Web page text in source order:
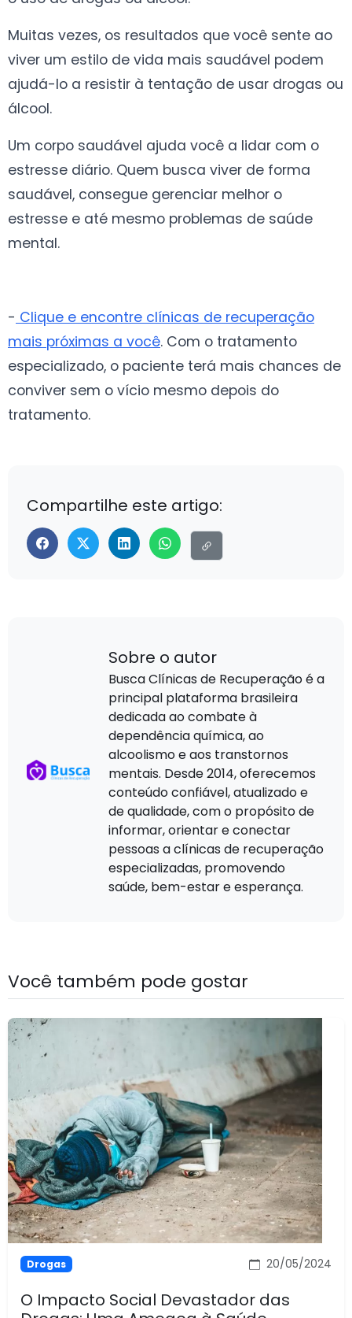
Muitas vezes, os resultados que você sente ao
viver um estilo de vida mais saudável podem
ajudá-lo a resistir à tentação de usar drogas ou
álcool.
Um corpo saudável ajuda você a lidar com o
estresse diário. Quem busca viver de forma
saudável, consegue gerenciar melhor o
estresse e até mesmo problemas de saúde
mental.
- Clique e encontre clínicas de recuperação
mais próximas a você. Com o tratamento
especializado, o paciente terá mais chances de
conviver sem o vício mesmo depois do
tratamento.
Compartilhe este artigo:
Sobre o autor
Busca Clínicas de Recuperação é a
principal plataforma brasileira
dedicada ao combate à
dependência química, ao
alcoolismo e aos transtornos
mentais. Desde 2014, oferecemos
conteúdo confiável, atualizado e
de qualidade, com o propósito de
informar, orientar e conectar
pessoas a clínicas de recuperação
especializadas, promovendo
saúde, bem-estar e esperança.
Você também pode gostar
Drogas 20/05/2024
O Impacto Social Devastador das